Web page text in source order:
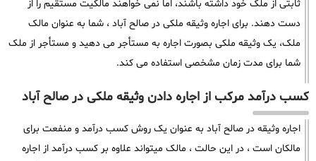
ثابتی از ملک خود داشته باشند، اما نمی خواهند مالکیت مستقیم را از
دست دهند. برای اجاره وثیقه ملکی در صالح آباد ، شما به عنوان مالک
ملک، یک وثیقه ملکی بصورت اجاره به مستأجر می دهید و مستأجر از ملک
شما برای مدت زمان مشخصی استفاده می کند.
کسب درآمد مرکب از اجاره دادن وثیقه ملکی در صالح آباد
اجاره وثیقه در صالح آباد به عنوان یک روش کسب درآمد و منفعت برای
مالکان است ، در این حالت ، مالک میتواند علاوه بر کسب درآمد از اجاره